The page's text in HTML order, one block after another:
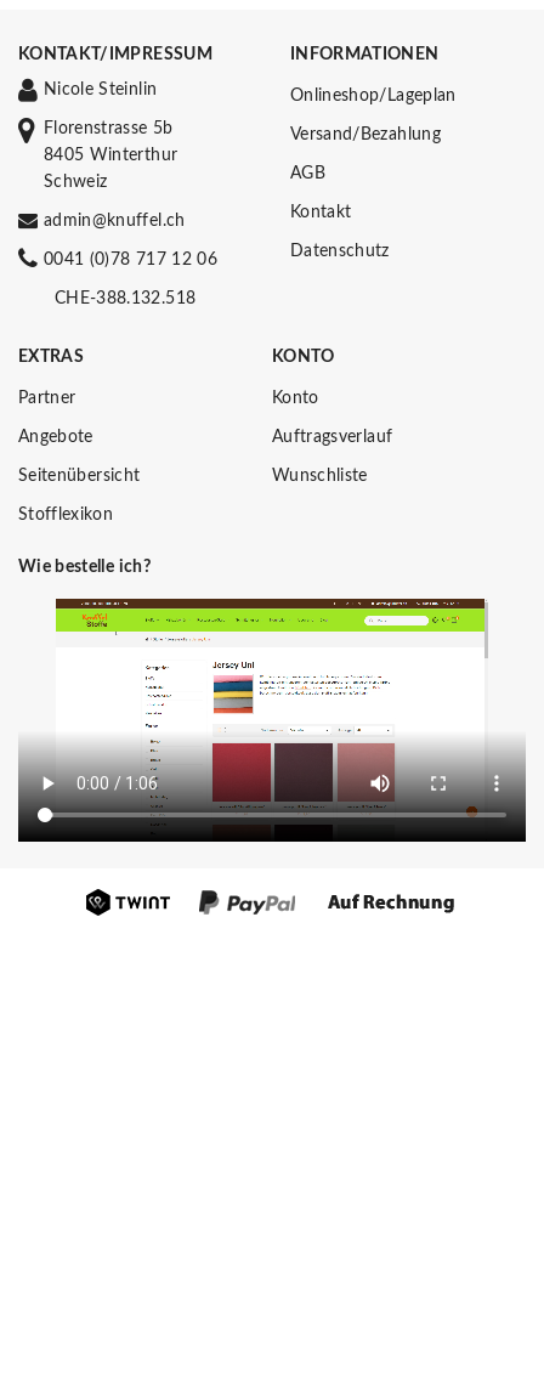
KONTAKT/IMPRESSUM
Nicole Steinlin
Florenstrasse 5b
8405 Winterthur
Schweiz
admin@knuffel.ch
0041 (0)78 717 12 06
CHE-388.132.518
INFORMATIONEN
Onlineshop/Lageplan
Versand/Bezahlung
AGB
Kontakt
Datenschutz
EXTRAS
Partner
Angebote
Seitenübersicht
Stofflexikon
KONTO
Konto
Auftragsverlauf
Wunschliste
Wie bestelle ich?